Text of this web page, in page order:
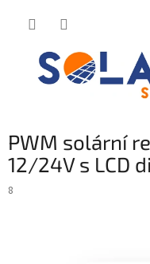
PWM solární
12/24V s LCD
8